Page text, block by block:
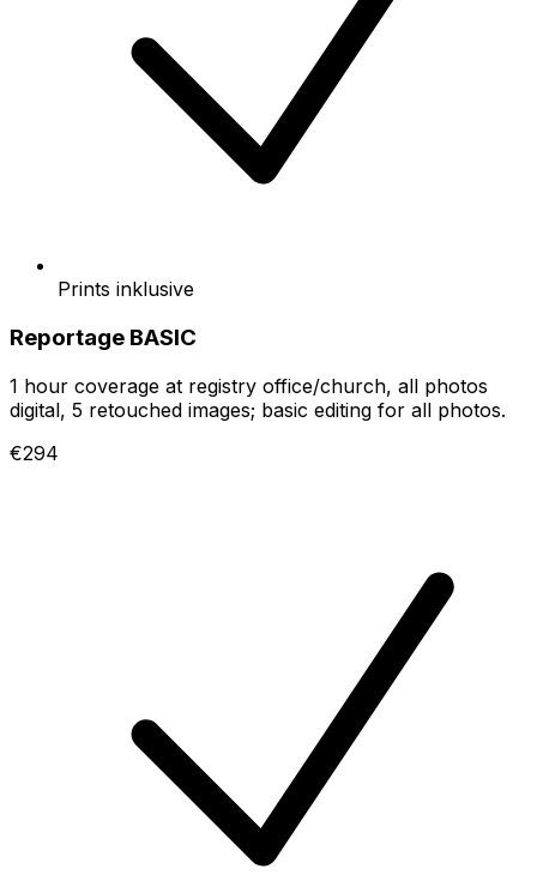
Prints inklusive
Reportage BASIC
1 hour coverage at registry office/church, all photos
digital, 5 retouched images; basic editing for all photos.
€294